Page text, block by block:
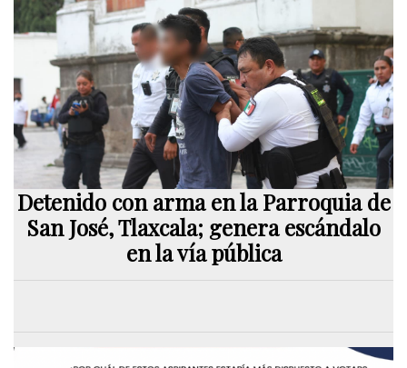
Detenido con arma en la Parroquia de
San José, Tlaxcala; genera escándalo
en la vía pública